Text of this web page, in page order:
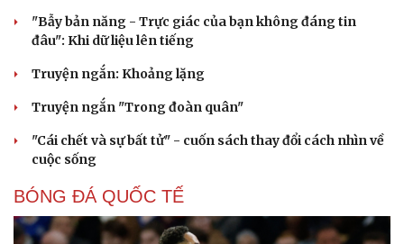
"Bẫy bản năng - Trực giác của bạn không đáng tin
đâu": Khi dữ liệu lên tiếng
Truyện ngắn: Khoảng lặng
Truyện ngắn "Trong đoàn quân"
"Cái chết và sự bất tử" - cuốn sách thay đổi cách nhìn về
cuộc sống
BÓNG ĐÁ QUỐC TẾ